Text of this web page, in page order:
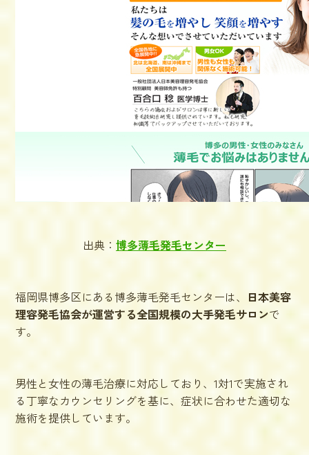
出典： 博多薄毛発毛センター
福岡県博多区にある博多薄毛発毛センターは、
日本美容
理容発毛協会が運営する全国規模の大手発毛サロンで
す。
男性と女性の薄毛治療に対応しており、1対1で実施され
る丁寧なカウンセリングを基に、症状に合わせた適切な
施術を提供しています。